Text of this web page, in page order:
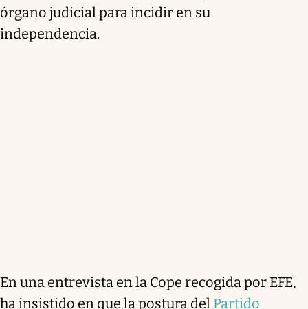
órgano judicial para incidir en su
independencia.
En una entrevista en la Cope recogida por EFE,
ha insistido en que la postura del Partido